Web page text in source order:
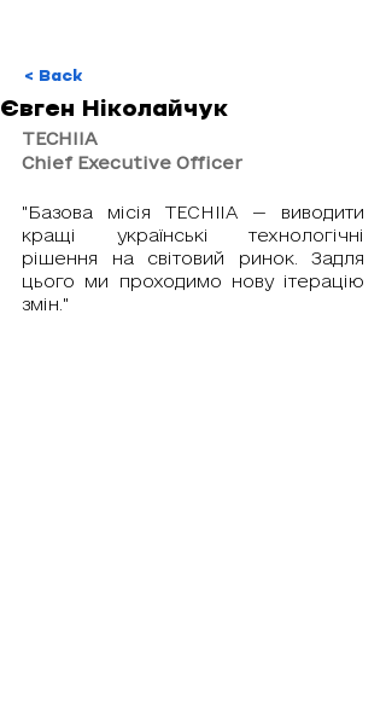
Євген Ніколайчук
TECHIIA
Chief Executive Officer
"Базова місія TECHIIA — виводити
кращі українські технологічні
рішення на світовий ринок. Задля
цього ми проходимо нову ітерацію
змін. "
< Back